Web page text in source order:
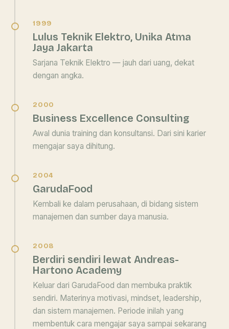
1999
Lulus Teknik Elektro, Unika Atma
Jaya Jakarta
Sarjana Teknik Elektro — jauh dari uang, dekat
dengan angka.
2000
Business Excellence Consulting
Awal dunia training dan konsultansi. Dari sini karier
mengajar saya dihitung.
2004
GarudaFood
Kembali ke dalam perusahaan, di bidang sistem
manajemen dan sumber daya manusia.
2008
Berdiri sendiri lewat Andreas-
Hartono Academy
Keluar dari GarudaFood dan membuka praktik
sendiri. Materinya motivasi, mindset, leadership,
dan sistem manajemen. Periode inilah yang
membentuk cara mengajar saya sampai sekarang